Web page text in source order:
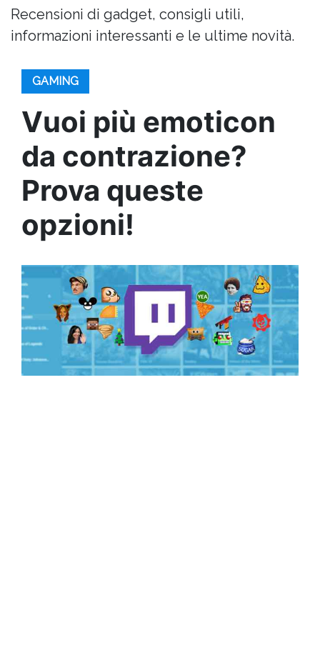
Recensioni di gadget, consigli utili,
informazioni interessanti e le ultime novità.
GAMING
Vuoi più emoticon
da contrazione?
Prova queste
opzioni!